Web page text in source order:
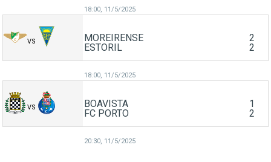
18:00, 11/5/2025
VS MOREIRENSE
2
ESTORIL
2
18:00, 11/5/2025
VS BOAVISTA
1
FC PORTO
2
20:30, 11/5/2025